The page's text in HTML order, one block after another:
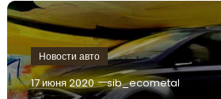
Новости авто
17 июня 2020 sib_ecometal